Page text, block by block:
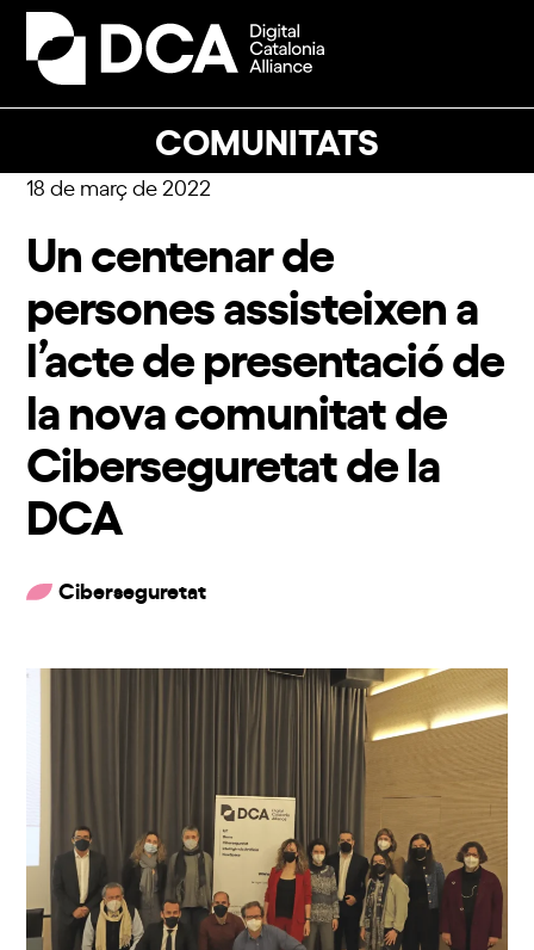
Skip
content
COMUNITATS
Open
mobile
Close
mobile
18 de març de 2022
Un centenar de
persones assisteixen a
l’acte de presentació de
la nova comunitat de
Ciberseguretat de la
DCA
Ciberseguretat